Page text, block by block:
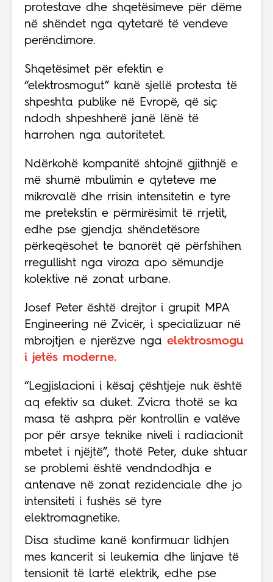
protestave dhe shqetësimeve për dëme
në shëndet nga qytetarë të vendeve
perëndimore.
Shqetësimet për efektin e
“elektrosmogut” kanë sjellë protesta të
shpeshta publike në Evropë, që siç
ndodh shpeshherë janë lënë të
harrohen nga autoritetet.
Ndërkohë kompanitë shtojnë gjithnjë e
më shumë mbulimin e qyteteve me
mikrovalë dhe rrisin intensitetin e tyre
me pretekstin e përmirësimit të rrjetit,
edhe pse gjendja shëndetësore
përkeqësohet te banorët që përfshihen
rregullisht nga viroza apo sëmundje
kolektive në zonat urbane.
Josef Peter është drejtor i grupit MPA
Engineering në Zvicër, i specializuar në
mbrojtjen e njerëzve nga elektrosmogu
i jetës moderne.
“Legjislacioni i kësaj çështjeje nuk është
aq efektiv sa duket. Zvicra thotë se ka
masa të ashpra për kontrollin e valëve
por për arsye teknike niveli i radiacionit
mbetet i njëjtë”, thotë Peter, duke shtuar
se problemi është vendndodhja e
antenave në zonat rezidenciale dhe jo
intensiteti i fushës së tyre
elektromagnetike.
Disa studime kanë konfirmuar lidhjen
mes kancerit si leukemia dhe linjave të
tensionit të lartë elektrik, edhe pse